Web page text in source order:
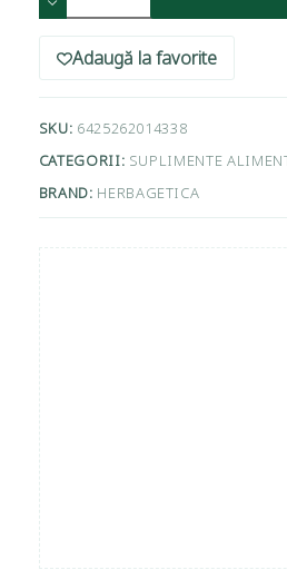
Adaugă la favorite
SKU: 6425262014338
CATEGORII: SUPLIMENTE
BRAND: HERBAGETICA